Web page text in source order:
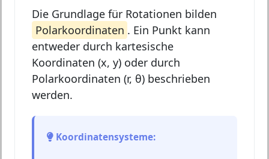
Die Grundlage für Rotationen bilden
Polarkoordinaten . Ein Punkt kann
entweder durch kartesische
Koordinaten (x, y) oder durch
Polarkoordinaten (r, θ) beschrieben
werden.
Koordinatensysteme: